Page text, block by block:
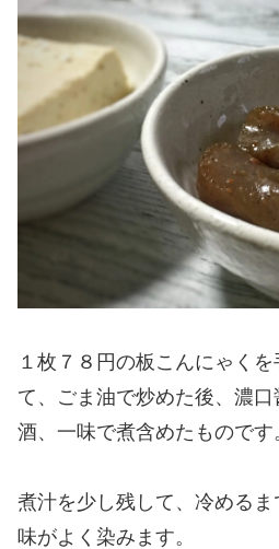
１枚７８円の板こんにゃく
て、ごま油で炒めた後、濃口
酒、一味で煮含めたものです
煮汁を少し残して、冷める
味がよく染みます。